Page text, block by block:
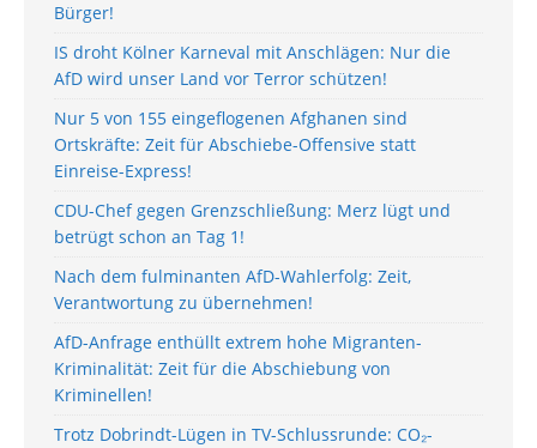
Bürger!
IS droht Kölner Karneval mit Anschlägen: Nur die
AfD wird unser Land vor Terror schützen!
Nur 5 von 155 eingeflogenen Afghanen sind
Ortskräfte: Zeit für Abschiebe-Offensive statt
Einreise-Express!
CDU-Chef gegen Grenzschließung: Merz lügt und
betrügt schon an Tag 1!
Nach dem fulminanten AfD-Wahlerfolg: Zeit,
Verantwortung zu übernehmen!
AfD-Anfrage enthüllt extrem hohe Migranten-
Kriminalität: Zeit für die Abschiebung von
Kriminellen!
Trotz Dobrindt-Lügen in TV-Schlussrunde: CO₂-